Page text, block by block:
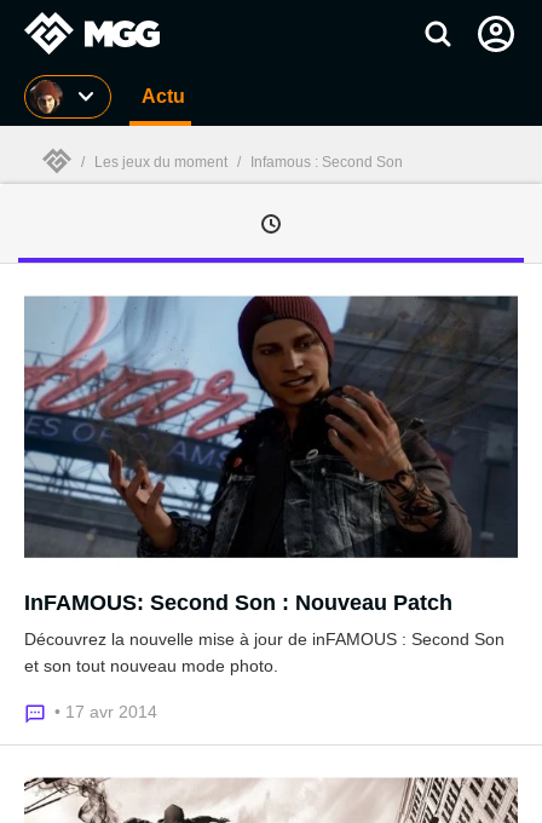
MGG Actu
/ Les jeux du moment / Infamous : Second Son
InFAMOUS: Second Son : Nouveau Patch
Découvrez la nouvelle mise à jour de inFAMOUS : Second Son
et son tout nouveau mode photo.
• 17 avr 2014